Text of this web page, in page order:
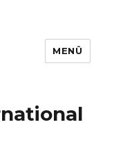
MENÜ